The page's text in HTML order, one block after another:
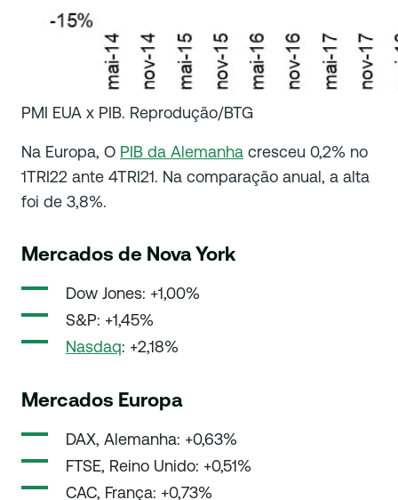
PMI EUA x PIB. Reprodução/BTG
Na Europa, O PIB da Alemanha cresceu 0,2% no
1TRI22 ante 4TRI21. Na comparação anual, a alta
foi de 3,8%.
Mercados de Nova York
Dow Jones: +1,00%
S&P: +1,45%
Nasdaq: +2,18%
Mercados Europa
DAX, Alemanha: +0,63%
FTSE, Reino Unido: +0,51%
CAC, França: +0,73%